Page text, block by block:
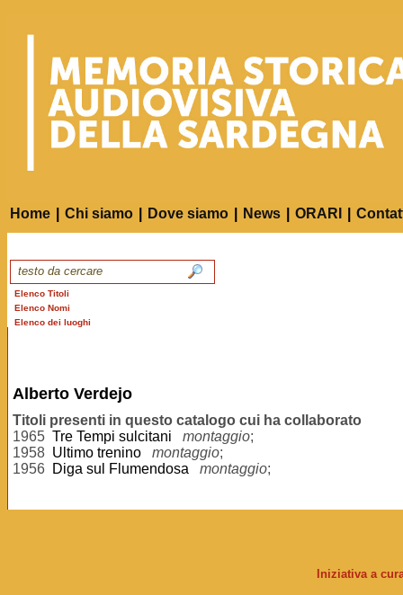
Home Chi siamo Dove siamo News ORARI
Elenco Titoli
Elenco Nomi
Elenco dei luoghi
Alberto Verdejo
Titoli presenti in questo catalogo cui ha collaborato
1965 Tre Tempi sulcitani montaggio;
1958 Ultimo trenino montaggio;
1956 Diga sul Flumendosa montaggio;
Iniziativa a